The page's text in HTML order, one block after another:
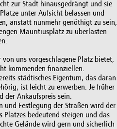
zur Stadt hinausgedrängt und sie
unter Aufsicht belassen und
anstatt nunmehr genöthigt zu sein,
Mauritiusplatz zu überlasten
uns vorgeschlagene Platz bietet,
kommenden finanziellen.
städtisches Eigentum, das daran
ist leicht zu erwerben. Je früher
der Ankaufspreis sein.
und Festlegung der Straßen wird der
bedeutend steigen und das
Gelände wird gern und sicherlich